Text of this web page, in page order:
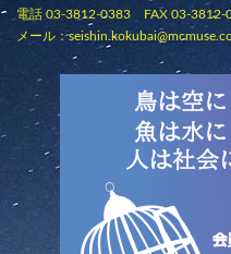
電話 03-3812-0383 FAX 03-3812-
メール：